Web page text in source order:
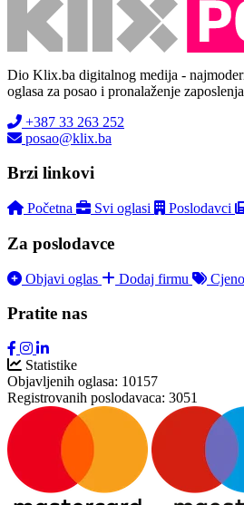
Dio Klix.ba digitalnog medija -
oglasa za posao i pronalaženje
+387 33 263 252
posao@klix.ba
Brzi linkovi
Početna Svi oglasi Poslodavci
Za poslodavce
Objavi oglas Dodaj firmu
Pratite nas
Statistike
Objavljenih oglasa: 10157
Registrovanih poslodavaca: 3051